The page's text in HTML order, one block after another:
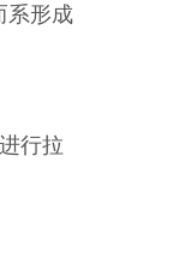
系形成
行拉